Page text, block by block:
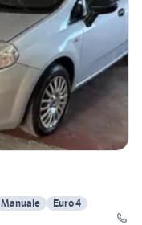
Manuale
Euro 4